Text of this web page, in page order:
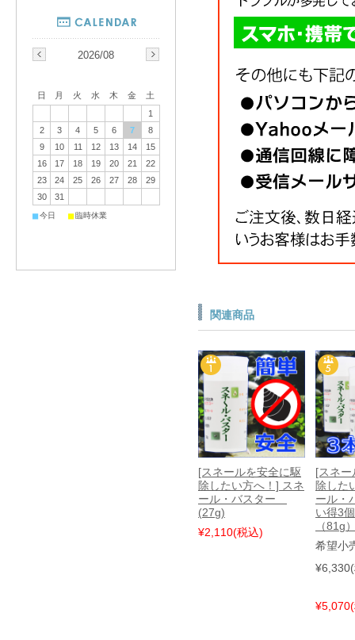
関連商品
[スネールを安全に駆
除したい方へ！] スネ
ール・バスター
(27g)
¥2,110(税込)
[スネ
除した
ール・
い得3
（81g
希望小
¥6,330
¥5,070
2026/08
日 月 火 水 木 金
土
1
2
3 4 5 6 7
8
9
10 11 12 13 14
15
16
17 18 19 20 21
22
23
24 25 26 27 28
29
30
31
■今日 ■臨時休業